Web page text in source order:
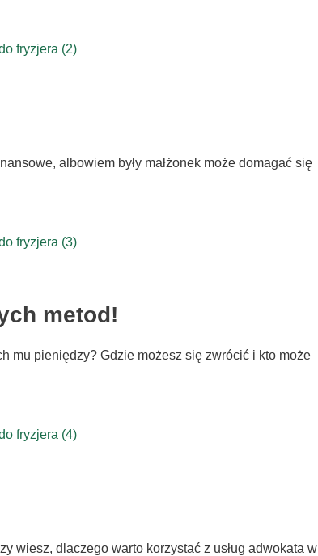
albowiem były małżonek może domagać się
metod!
mu pieniędzy? Gdzie możesz się zwrócić i kto może
wiesz, dlaczego warto korzystać z usług adwokata w